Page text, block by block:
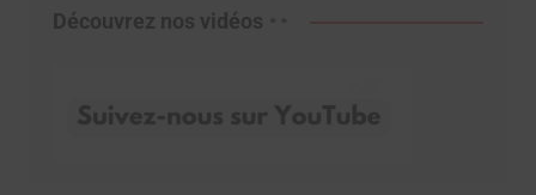
Découvrez nos vidéos